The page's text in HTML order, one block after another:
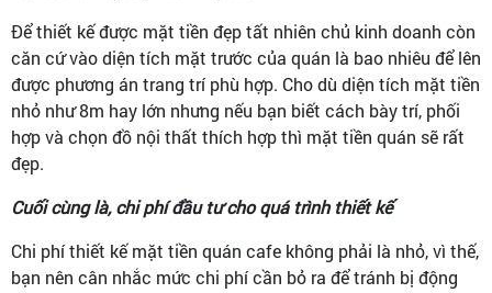
Để thiết kế được mặt tiền đẹp tất nhiên chủ kinh doanh còn
căn cứ vào diện tích mặt trước của quán là bao nhiêu để lên
được phương án trang trí phù hợp. Cho dù diện tích mặt tiền
nhỏ như 8m hay lớn nhưng nếu bạn biết cách bày trí, phối
hợp và chọn đồ nội thất thích hợp thì mặt tiền quán sẽ rất
đẹp.
Cuối cùng là, chi phí đầu tư cho quá trình thiết kế
Chi phí thiết kế mặt tiền quán cafe không phải là nhỏ, vì thế,
bạn nên cân nhắc mức chi phí cần bỏ ra để tránh bị động